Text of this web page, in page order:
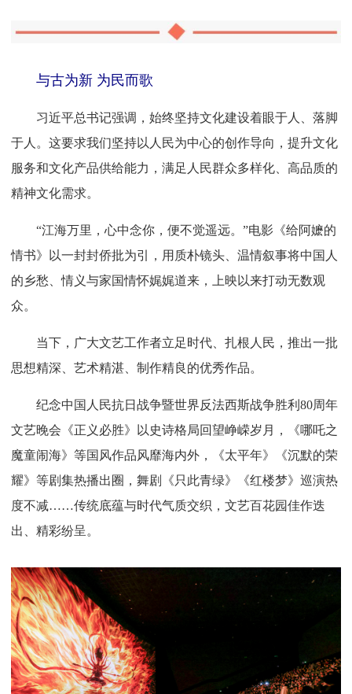
与古为新 为民而歌
习近平总书记强调，始终坚持文化建设着眼于人、落脚
于人。这要求我们坚持以人民为中心的创作导向，提升文化
服务和文化产品供给能力，满足人民群众多样化、高品质的
精神文化需求。
“江海万里，心中念你，便不觉遥远。”电影《给阿嬷的
情书》以一封封侨批为引，用质朴镜头、温情叙事将中国人
的乡愁、情义与家国情怀娓娓道来，上映以来打动无数观
众。
当下，广大文艺工作者立足时代、扎根人民，推出一批
思想精深、艺术精湛、制作精良的优秀作品。
纪念中国人民抗日战争暨世界反法西斯战争胜利80周年
文艺晚会《正义必胜》以史诗格局回望峥嵘岁月，《哪吒之
魔童闹海》等国风作品风靡海内外，《太平年》《沉默的荣
耀》等剧集热播出圈，舞剧《只此青绿》《红楼梦》巡演热
度不减……传统底蕴与时代气质交织，文艺百花园佳作迭
出、精彩纷呈。